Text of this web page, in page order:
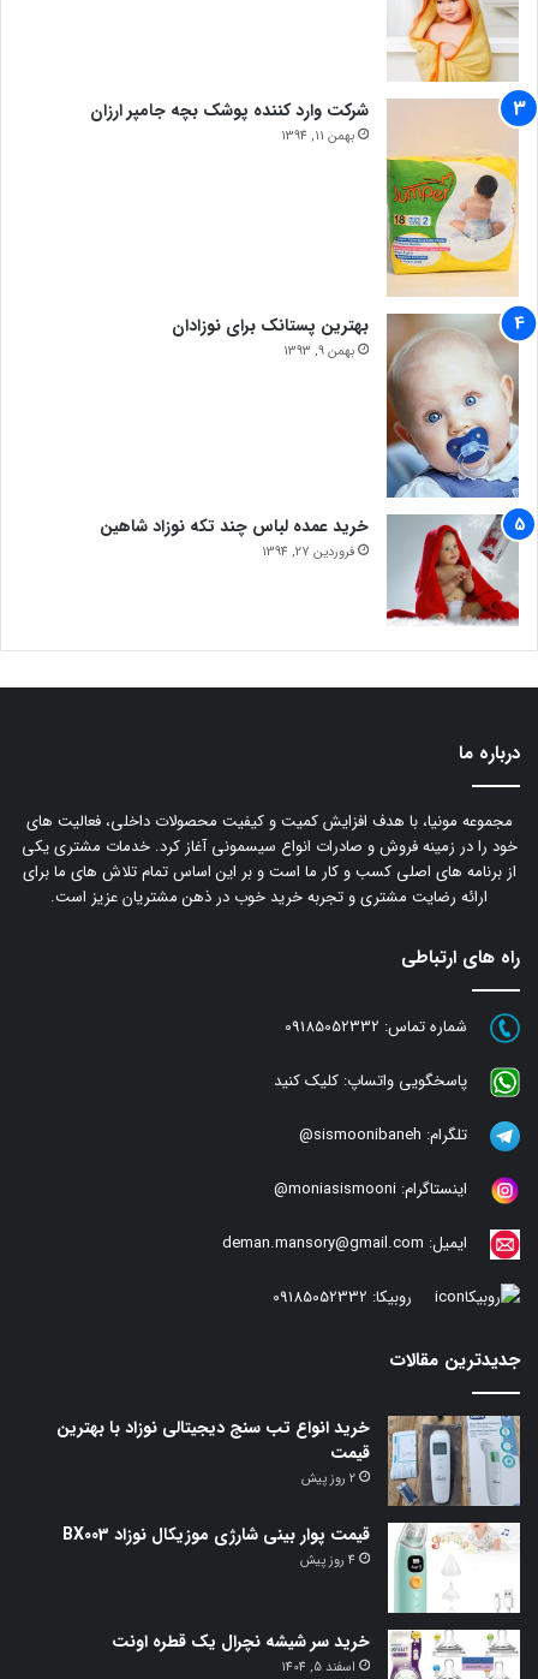
شرکت وارد کننده پوشک بچه جامپر ارزان
بهمن 11, 1394
بهترین پستانک برای نوزادان
بهمن 9, 1393
خرید عمده لباس چند تکه نوزاد شاهین
فروردین 27, 1394
درباره ما
مجموعه مونیا، با هدف افزایش کمیت و کیفیت محصولات داخلی، فعالیت های
خود را در زمینه فروش و صادرات انواع سیسمونی آغاز کرد. خدمات مشتری یکی
از برنامه های اصلی کسب و کار ما است و بر این اساس تمام تلاش های ما برای
ارائه رضایت مشتری و تجربه خرید خوب در ذهن مشتریان عزیز است.
راه های ارتباطی
شماره تماس: 09185052332
پاسخگویی واتساپ: کلیک کنید
تلگرام: sismoonibaneh@
اینستاگرام: moniasismooni@
ایمیل: deman.mansory@gmail.com
روبیکا: 09185052332
جدیدترین مقالات
خرید انواع تب سنج دیجیتالی نوزاد با بهترین
قیمت
2 روز پیش
قیمت پوار بینی شارژی موزیکال نوزاد BX003
4 روز پیش
خرید سر شیشه نچرال یک قطره اونت
اسفند 5, 1404